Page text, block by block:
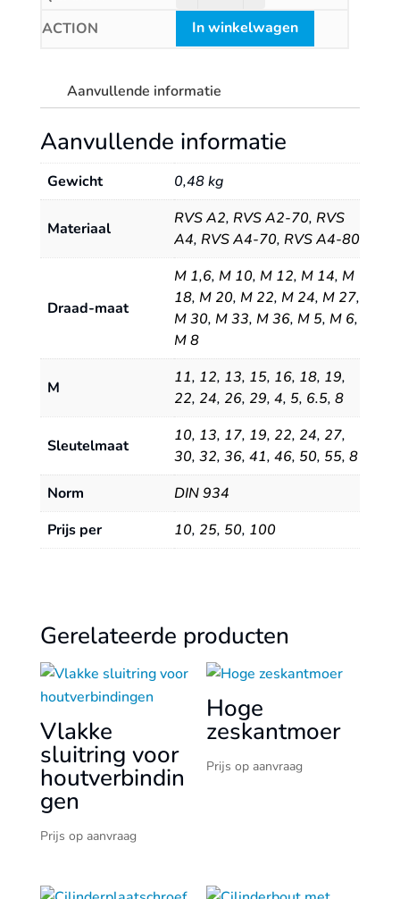
In winkelwagen
Aanvullende informatie
Aanvullende informatie
Gewicht 0,48 kg
Materiaal
RVS A2, RVS A2-70, RVS
A4, RVS A4-70, RVS A4-80
Draad-maat
M 1,6, M 10, M 12, M 14, M
18, M 20, M 22, M 24, M 27,
M 30, M 33, M 36, M 5, M 6,
M 8
M
11, 12, 13, 15, 16, 18, 19,
22, 24, 26, 29, 4, 5, 6.5, 8
Sleutelmaat
10, 13, 17, 19, 22, 24, 27,
30, 32, 36, 41, 46, 50, 55, 8
Norm
DIN 934
Prijs per
10, 25, 50, 100
Gerelateerde producten
Vlakke
sluitring voor
houtverbindin
gen
Prijs op aanvraag
Hoge
zeskantmoer
Prijs op aanvraag